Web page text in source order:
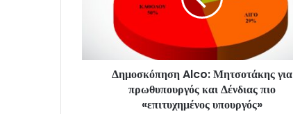
Δημοσκόπηση Alco: Μητσοτάκης για
πρωθυπουργός και Δένδιας πιο
«επιτυχημένος υπουργός»